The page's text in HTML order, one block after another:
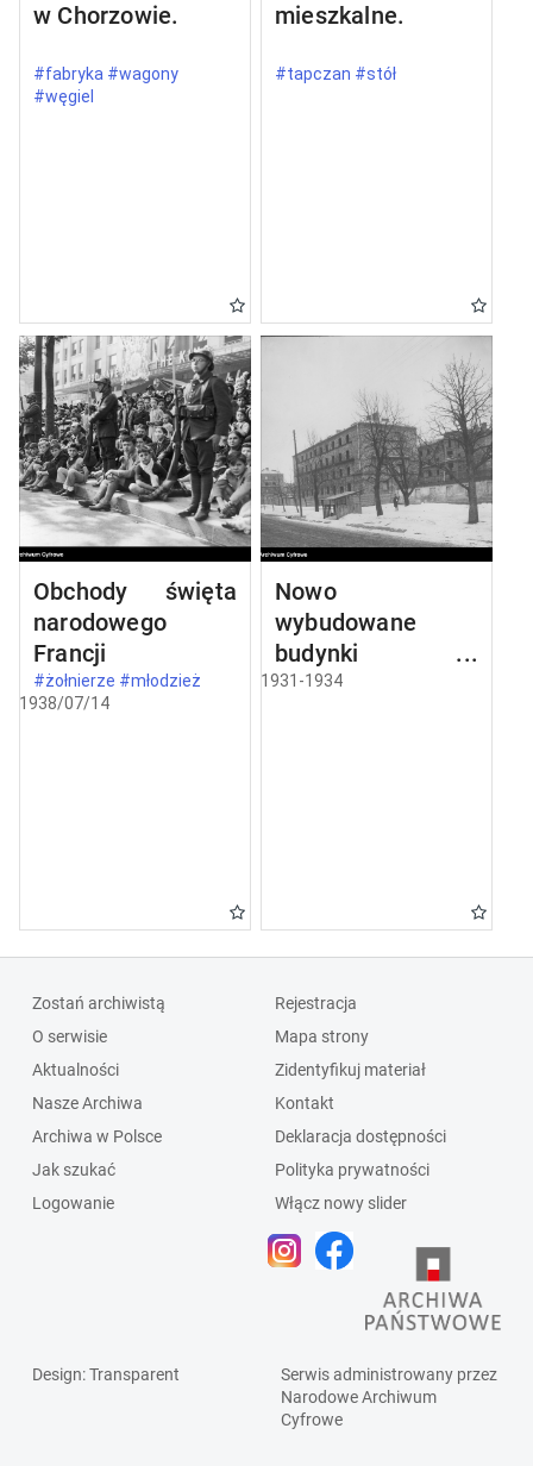
w Chorzowie.
#fabryka #wagony
#węgiel
mieszkalne.
#tapczan #stół
Obchody święta
narodowego
Francji
#żołnierze #młodzież
1938/07/14
Nowo
wybudowane
budynki w
Częstochowie
1931-1934
Zostań archiwistą
O serwisie
Aktualności
Nasze Archiwa
Archiwa w Polsce
Jak szukać
Logowanie
Rejestracja
Mapa strony
Zidentyfikuj materiał
Kontakt
Deklaracja dostępności
Polityka prywatności
Włącz nowy slider
Design: Transparent
Serwis administrowany przez
Narodowe Archiwum
Cyfrowe